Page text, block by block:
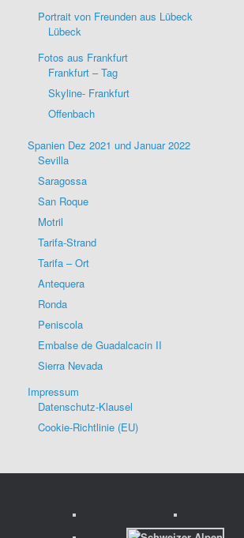
Portrait von Freunden aus Lübeck
Lübeck
Fotos aus Frankfurt
Frankfurt – Tag
Skyline- Frankfurt
Offenbach
Spanien Dez 2021 und Januar 2022
Sevilla
Saragossa
San Roque
Motril
Tarifa-Strand
Tarifa – Ort
Antequera
Ronda
Peniscola
Embalse de Guadalcacin II
Sierra Nevada
Impressum
Datenschutz-Klausel
Cookie-Richtlinie (EU)